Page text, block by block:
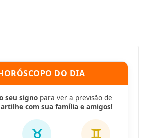
DO DIA
seu signo para ver a previsão de
com sua família e amigos!
♉ ♊